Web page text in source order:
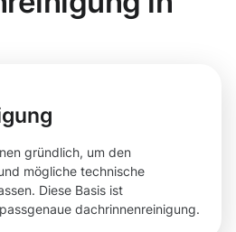
gründlich, um den
mögliche technische
Diese Basis ist
dachrinnenreinigung.